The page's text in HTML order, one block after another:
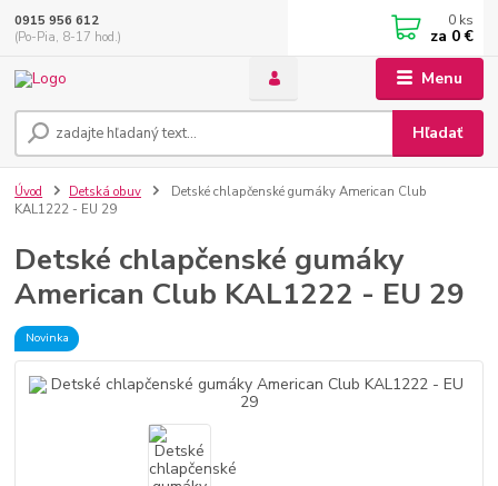
Menu
Hľadať
0915 956 612
(Po-Pia, 8-17 hod.)
0 ks
za 0 €
Úvod Detská obuv
Detské chlapčenské gumáky American Club
KAL1222 - EU 29
Detské chlapčenské gumáky
American Club KAL1222 - EU 29
Novinka